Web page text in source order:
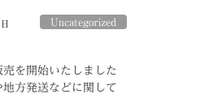
Uncategorized
売を開始いたしました
地方発送などに関して